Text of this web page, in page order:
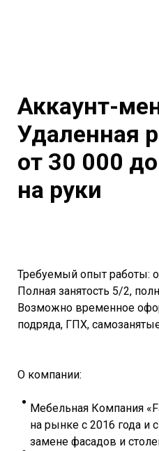
Аккаунт-
Удаленная
от 30 000
на руки
Требуемый опыт работы:
Полная занятость 5/2,
Возможно временное
подряда, ГПХ,
О компании:
Мебельная Компания
на рынке с 2016 года и
замене фасадов и